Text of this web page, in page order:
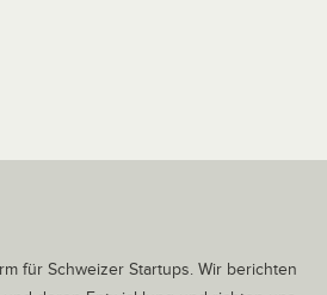
für Schweizer Startups. Wir berichten